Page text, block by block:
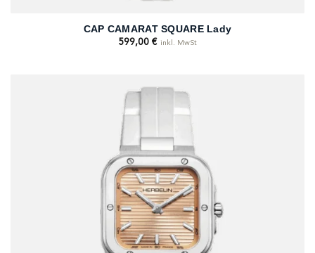
CAP CAMARAT SQUARE Lady
599,00 € inkl. MwSt